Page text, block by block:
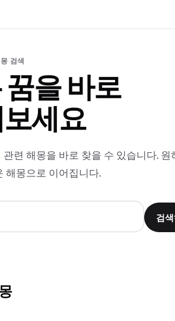
검색
을 바로
세요
련 해몽을 바로 찾을 수 있습니다. 원
해몽으로 이어집니다.
검